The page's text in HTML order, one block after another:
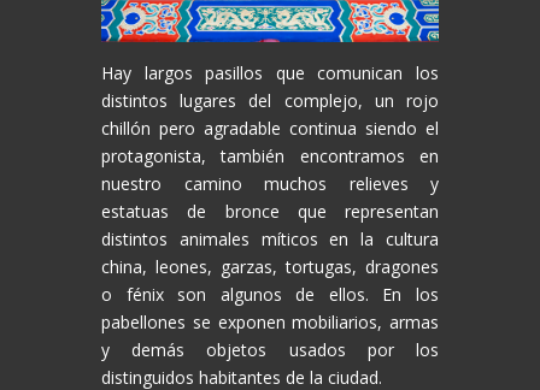
Hay largos pasillos que comunican los
distintos lugares del complejo, un rojo
chillón pero agradable continua siendo el
protagonista, también encontramos en
nuestro camino muchos relieves y
estatuas de bronce que representan
distintos animales míticos en la cultura
china, leones, garzas, tortugas, dragones
o fénix son algunos de ellos. En los
pabellones se exponen mobiliarios, armas
y demás objetos usados por los
distinguidos habitantes de la ciudad.